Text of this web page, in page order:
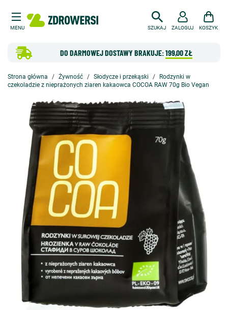
MENU SZUKAJ
DO DARMOWEJ DOSTAWY BRAKUJE:199,00 ZŁ
ZALOGUJ KOSZYK
Strona główna Żywność Słodycze i przekąski
Rodzynki w
czekoladzie z nieprażonych ziaren kakaowca COCOA RAW 70g Bio Vegan